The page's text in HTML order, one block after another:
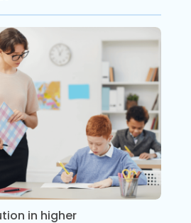
in higher